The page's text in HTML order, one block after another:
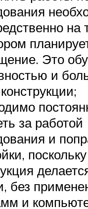
на
Это
и
за работой
и
поскольку
без
и